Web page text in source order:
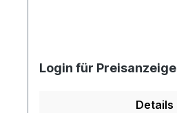
Login für Preisanzeige
Details